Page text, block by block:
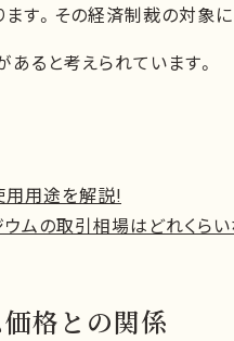
す。その経済制裁の対象
ると考えられています。
用用途を解説!
ムの取引相場はどれくら
格との関係